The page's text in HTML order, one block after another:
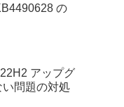
の
アップグ
い問題の対処